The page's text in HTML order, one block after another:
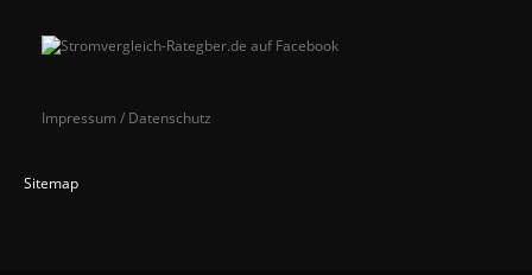
Impressum / Datenschutz
Sitemap